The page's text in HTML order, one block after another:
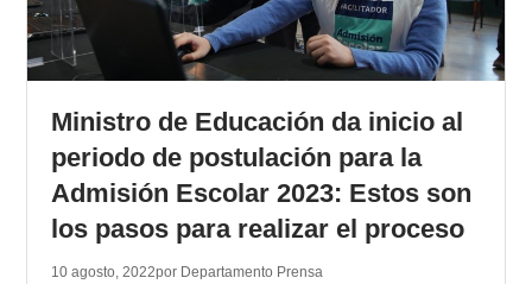
Ministro de Educación da inicio al
periodo de postulación para la
Admisión Escolar 2023: Estos son
los pasos para realizar el proceso
10 agosto, 2022por Departamento Prensa